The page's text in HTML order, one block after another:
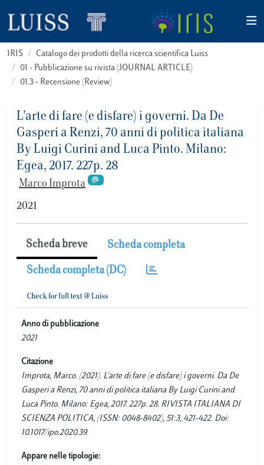
IRIS
Catalogo dei prodotti della ricerca scientifica Luiss
01 - Pubblicazione su rivista (JOURNAL ARTICLE)
01.3 - Recensione (Review)
L'arte di fare (e disfare) i governi. Da De
Gasperi a Renzi, 70 anni di politica italiana
By Luigi Curini and Luca Pinto. Milano:
Egea, 2017. 227p. 28
Marco Improta
2021
Scheda breve Scheda completa
Scheda completa (DC)
Anno di pubblicazione
2021
Citazione
Improta, Marco. (2021). L'arte di fare (e disfare) i governi. Da De
Gasperi a Renzi, 70 anni di politica italiana By Luigi Curini and
Luca Pinto. Milano: Egea, 2017. 227p. 28. RIVISTA ITALIANA DI
SCIENZA POLITICA, (ISSN: 0048-8402), 51:3, 421-422. Doi:
10.1017/ipo.2020.39.
Appare nelle tipologie: